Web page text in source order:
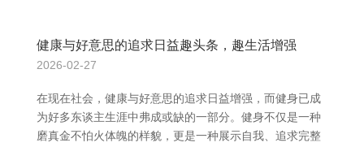
健康与好意思的追求日益趣头条，趣生活增强
2026-02-27
在现在社会，健康与好意思的追求日益增强，而健身已成
为好多东谈主生涯中弗成或缺的一部分。健身不仅是一种
磨真金不怕火体魄的样貌，更是一种展示自我、追求完整